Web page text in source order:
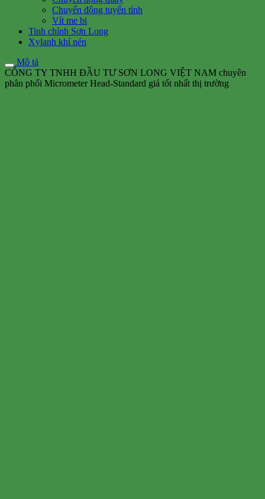
Chuyển động tuyến tính
Vít me bi
Tinh chỉnh Sơn Long
Xylanh khí nén
Mô tả
CÔNG TY TNHH ĐẦU TƯ SƠN LONG VIỆT NAM chuyên
phân phối Micrometer Head-Standard giá tốt nhất thị trường